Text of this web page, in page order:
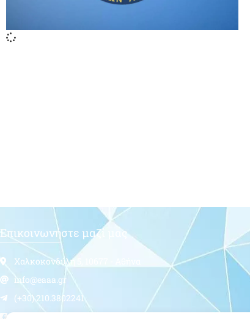
Επικοινωνήστε μαζί μας
Χαλκοκονδύλη 5, 10677 - Αθήνα
info@eaaa.gr
(+30) 210.3802241
Follow us